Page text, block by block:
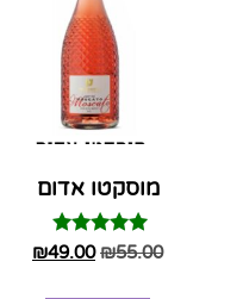
מוסקטו אדום
דורג
5.00
₪55.00
₪49.00